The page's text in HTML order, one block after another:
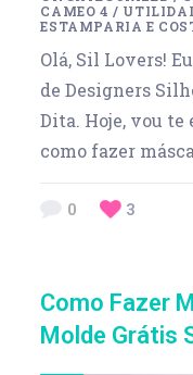
CAMEO 4 /
ESTAMPARIA E
Olá, Sil Lovers!
de Designers
Dita. Hoje, vou te
como fazer
0 3
Como Fazer
Molde Grátis